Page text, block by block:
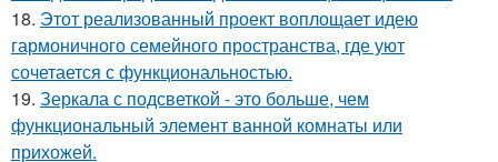
18. Этот реализованный проект воплощает идею
гармоничного семейного пространства, где уют
сочетается с функциональностью.
19. Зеркала с подсветкой - это больше, чем
функциональный элемент ванной комнаты или
прихожей.